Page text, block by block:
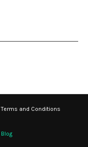
Terms and Conditions
Blog